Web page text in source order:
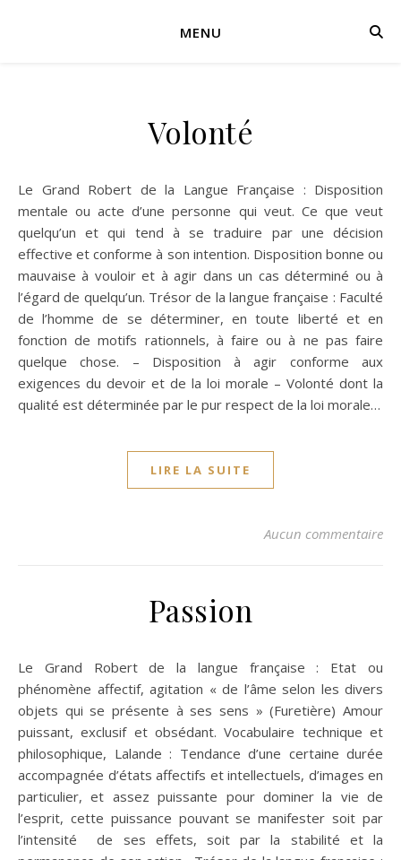
MENU
Volonté
Le Grand Robert de la Langue Française : Disposition
mentale ou acte d’une personne qui veut. Ce que veut
quelqu’un et qui tend à se traduire par une décision
effective et conforme à son intention. Disposition bonne ou
mauvaise à vouloir et à agir dans un cas déterminé ou à
l’égard de quelqu’un. Trésor de la langue française : Faculté
de l’homme de se déterminer, en toute liberté et en
fonction de motifs rationnels, à faire ou à ne pas faire
quelque chose. – Disposition à agir conforme aux
exigences du devoir et de la loi morale – Volonté dont la
qualité est déterminée par le pur respect de la loi morale…
LIRE LA SUITE
Aucun commentaire
Passion
Le Grand Robert de la langue française : Etat ou
phénomène affectif, agitation « de l’âme selon les divers
objets qui se présente à ses sens » (Furetière) Amour
puissant, exclusif et obsédant. Vocabulaire technique et
philosophique, Lalande : Tendance d’une certaine durée
accompagnée d’états affectifs et intellectuels, d’images en
particulier, et assez puissante pour dominer la vie de
l’esprit, cette puissance pouvant se manifester soit par
l’intensité de ses effets, soit par la stabilité et la